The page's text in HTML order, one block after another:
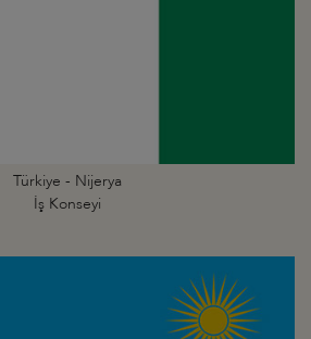
Türkiye - Nijerya
İş Konseyi